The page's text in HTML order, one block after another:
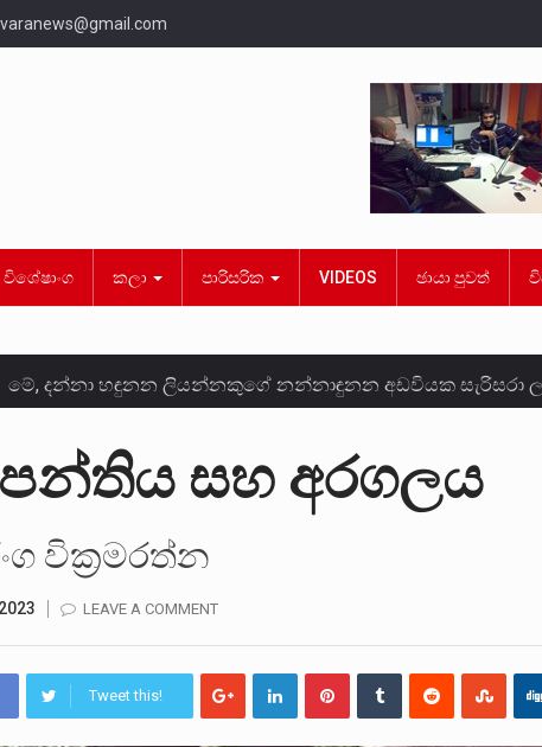
විශේෂාංග කලා පාරිසරික VIDEOS ඡායා පුවත්
මේ, දන්නා හඳුනන ලියන්නකුගේ නන්නාඳුනන අඩවියක සැරිසරා
සංවිධානාත්මක අපරාධකරුවකු වන ලොකු පැටිගේ ප්‍රධාන
උපරිමාධිකරණ විනිශ්චයකාරවරුන්ගේ හා ඉන් පහළ
බන්ධනාගාර රැදවියන් 1,021 දෙනෙකු ඉකුත් වසර පහක කාලය තුලදී
මහර බන්ධනාගාරයේ අද ඇතිවූ සිද්ධියෙන් තුවාල ලැබූ බව කියන
අගෝස්තු මස දෙවන ඉරිදා ලිට් රූම් සූම් සංවාදය පැවැත්වෙන්නේ
සහ අරගලය
වික්‍රමරත්න
LEAVE A COMMENT
Tweet this!